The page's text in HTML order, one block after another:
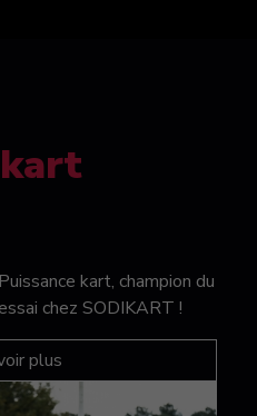
kart, champion du
chez SODIKART !
plus